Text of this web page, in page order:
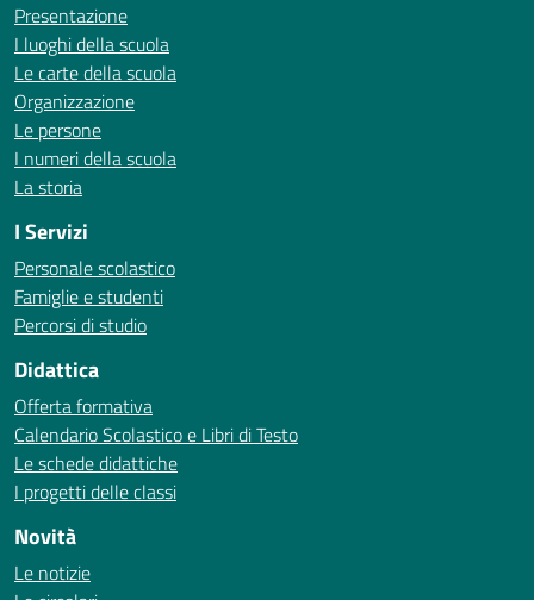
Presentazione
I luoghi della scuola
Le carte della scuola
Organizzazione
Le persone
I numeri della scuola
La storia
I Servizi
Personale scolastico
Famiglie e studenti
Percorsi di studio
Didattica
Offerta formativa
Calendario Scolastico e Libri di Testo
Le schede didattiche
I progetti delle classi
Novità
Le notizie